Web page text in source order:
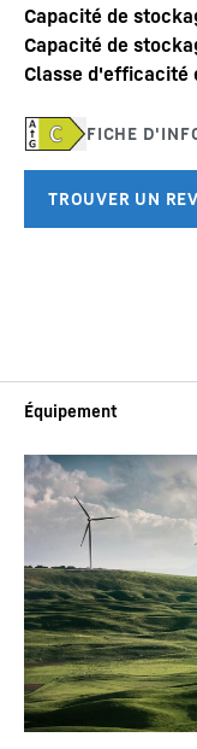
Capacité de
Capacité de
Classe d'efficacité